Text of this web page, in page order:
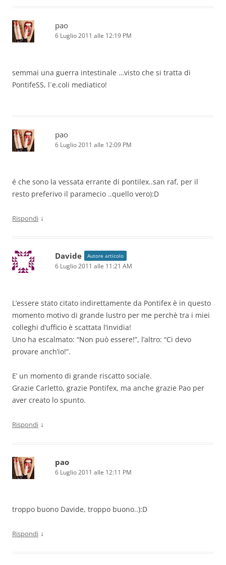
pao
6 Luglio 2011 alle 12:19 PM
semmai una guerra intestinale …visto che si tratta di
PontifeSS, l´e.coli mediatico!
pao
6 Luglio 2011 alle 12:09 PM
é che sono la vessata errante di pontilex..san raf, per il
resto preferivo il paramecio ..quello vero):D
Rispondi ↓
Davide Autore articolo
6 Luglio 2011 alle 11:21 AM
L’essere stato citato indirettamente da Pontifex è in questo
momento motivo di grande lustro per me perchè tra i miei
colleghi d’ufficio è scattata l’invidia!
Uno ha escalmato: “Non può essere!”, l’altro: “Ci devo
provare anch’io!”.
E’ un momento di grande riscatto sociale.
Grazie Carletto, grazie Pontifex, ma anche grazie Pao per
aver creato lo spunto.
Rispondi ↓
pao
6 Luglio 2011 alle 12:11 PM
troppo buono Davide, troppo buono..):D
Rispondi ↓